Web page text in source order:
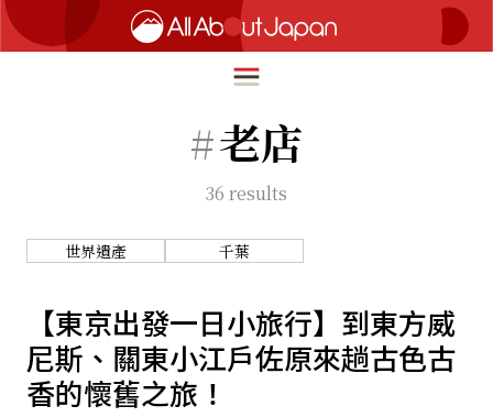
ภาษาไทย
한국어
深度旅遊
美食尋味
流行文化
創新趨勢
#老店
36 results
世界遺產 千葉
【東京出發一日小旅行】到東方威
尼斯、關東小江戶佐原來趟古色古
香的懷舊之旅！